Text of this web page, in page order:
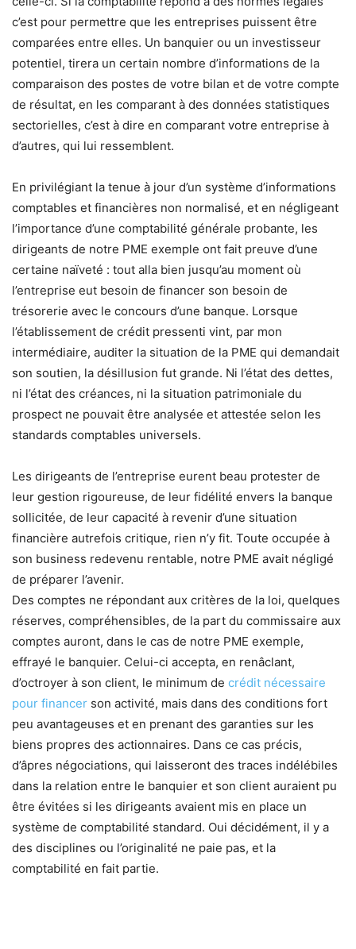
c’est pour permettre que les entreprises puissent être
comparées entre elles. Un banquier ou un investisseur
potentiel, tirera un certain nombre d’informations de la
comparaison des postes de votre bilan et de votre compte
de résultat, en les comparant à des données statistiques
sectorielles, c’est à dire en comparant votre entreprise à
d’autres, qui lui ressemblent.
En privilégiant la tenue à jour d’un système d’informations
comptables et financières non normalisé, et en négligeant
l’importance d’une comptabilité générale probante, les
dirigeants de notre PME exemple ont fait preuve d’une
certaine naïveté : tout alla bien jusqu’au moment où
l’entreprise eut besoin de financer son besoin de
trésorerie avec le concours d’une banque. Lorsque
l’établissement de crédit pressenti vint, par mon
intermédiaire, auditer la situation de la PME qui demandait
son soutien, la désillusion fut grande. Ni l’état des dettes,
ni l’état des créances, ni la situation patrimoniale du
prospect ne pouvait être analysée et attestée selon les
standards comptables universels.
Les dirigeants de l’entreprise eurent beau protester de
leur gestion rigoureuse, de leur fidélité envers la banque
sollicitée, de leur capacité à revenir d’une situation
financière autrefois critique, rien n’y fit. Toute occupée à
son business redevenu rentable, notre PME avait négligé
de préparer l’avenir.
Des comptes ne répondant aux critères de la loi, quelques
réserves, compréhensibles, de la part du commissaire aux
comptes auront, dans le cas de notre PME exemple,
effrayé le banquier. Celui-ci accepta, en renâclant,
d’octroyer à son client, le minimum de crédit nécessaire
pour financer son activité, mais dans des conditions fort
peu avantageuses et en prenant des garanties sur les
biens propres des actionnaires. Dans ce cas précis,
d’âpres négociations, qui laisseront des traces indélébiles
dans la relation entre le banquier et son client auraient pu
être évitées si les dirigeants avaient mis en place un
système de comptabilité standard. Oui décidément, il y a
des disciplines ou l’originalité ne paie pas, et la
comptabilité en fait partie.